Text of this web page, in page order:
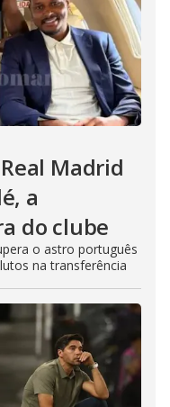
Madrid
a
do clube
o astro português
na transferência